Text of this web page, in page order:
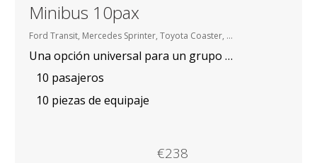
Minibus 10pax
Ford Transit, Mercedes Sprinter, Toyota Coaster, etc.
Una opción universal para un grupo de hasta 10 personas
10 pasajeros
10 piezas de equipaje
€238